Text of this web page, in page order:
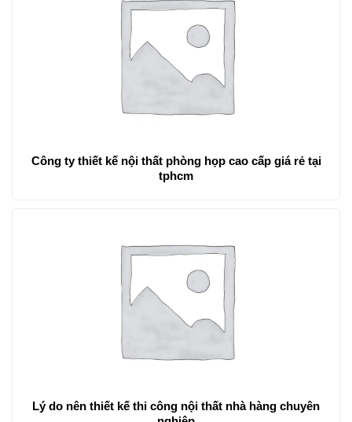
Công ty thiết kế nội thất phòng họp cao cấp giá rẻ tại
tphcm
Lý do nên thiết kế thi công nội thất nhà hàng chuyên